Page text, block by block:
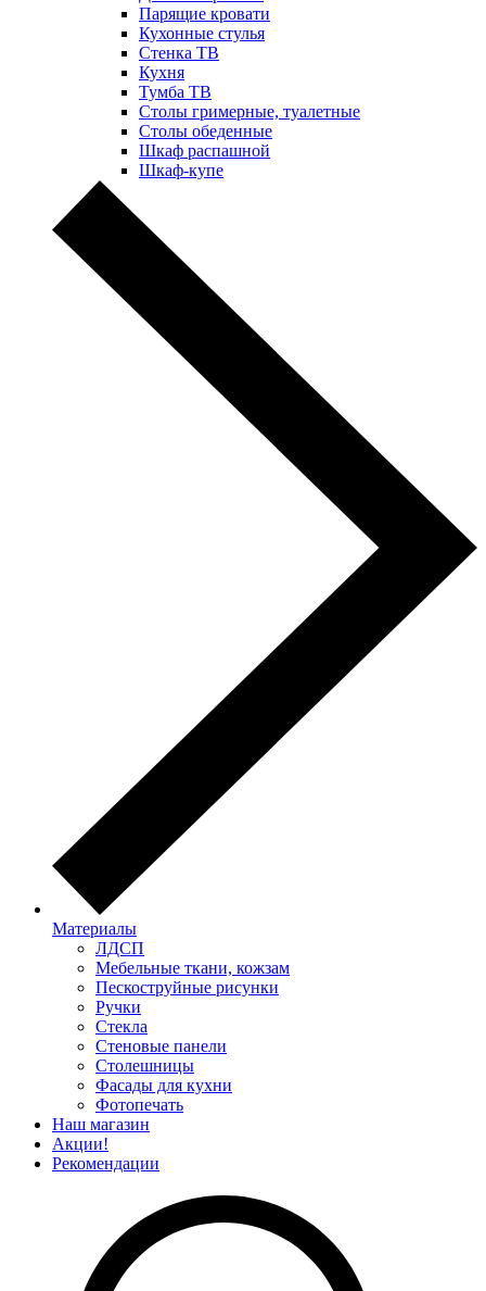
Парящие кровати
Кухонные стулья
Стенка ТВ
Кухня
Тумба ТВ
Столы гримерные, туалетные
Столы обеденные
Шкаф распашной
Шкаф-купе
Материалы
ЛДСП
Мебельные ткани, кожзам
Пескоструйные рисунки
Ручки
Стекла
Стеновые панели
Столешницы
Фасады для кухни
Фотопечать
Наш магазин
Акции!
Рекомендации